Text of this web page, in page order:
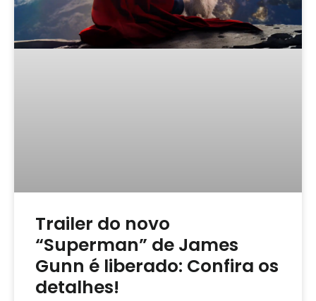
Trailer do novo
“Superman” de James
Gunn é liberado: Confira os
detalhes!